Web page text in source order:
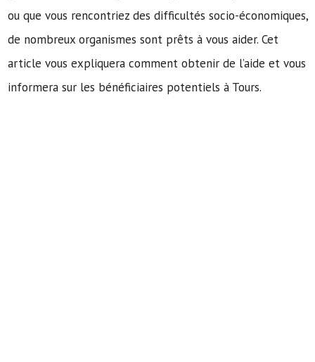
ou que vous rencontriez des difficultés socio-économiques,
de nombreux organismes sont prêts à vous aider. Cet
article vous expliquera comment obtenir de l’aide et vous
informera sur les bénéficiaires potentiels à Tours.